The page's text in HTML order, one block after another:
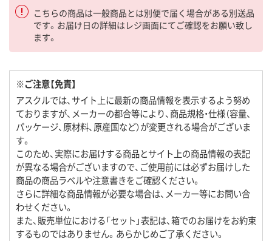
こちらの商品は一般商品とは別便で届く場合がある別送品
です。お届け日の詳細はレジ画面にてご確認をお願い致し
ます。
※ご注意【免責】
アスクルでは、サイト上に最新の商品情報を表示するよう努め
ておりますが、メーカーの都合等により、商品規格・仕様（容量、
パッケージ、原材料、原産国など）が変更される場合がございま
す。
このため、実際にお届けする商品とサイト上の商品情報の表記
が異なる場合がございますので、ご使用前には必ずお届けした
商品の商品ラベルや注意書きをご確認ください。
さらに詳細な商品情報が必要な場合は、メーカー等にお問い合
わせください。
また、販売単位における「セット」表記は、箱でのお届けをお約束
するものではありません。あらかじめご了承ください。